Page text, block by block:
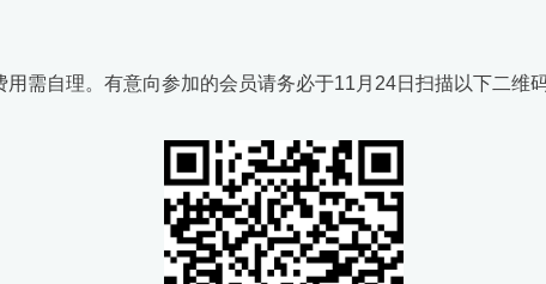
需自理。有意向参加的会员请务必于11月24日扫描以下二维